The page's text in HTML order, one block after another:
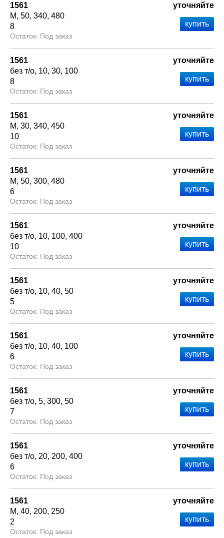
1561
М 50 340 480
8
Под заказ
уточняйте
1561
без т/о 10 30 100
8
Под заказ
уточняйте
1561
М 30 340 450
10
Под заказ
уточняйте
1561
М 50 300 480
6
Под заказ
уточняйте
1561
без т/о 10 100 400
10
Под заказ
уточняйте
1561
без т/о 10 40 50
5
Под заказ
уточняйте
1561
без т/о 10 40 100
6
Под заказ
уточняйте
1561
без т/о 5 300 50
7
Под заказ
уточняйте
1561
без т/о 20 200 400
6
Под заказ
уточняйте
1561
М 40 200 250
2
Под заказ
уточняйте